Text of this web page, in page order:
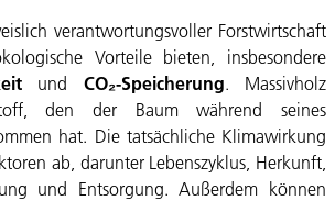
verantwortungsvoller Forstwirtschaft
Vorteile bieten, insbesondere
und CO₂-Speicherung. Massivholz
den der Baum während seines
hat. Die tatsächliche Klimawirkung
ab, darunter Lebenszyklus, Herkunft,
und Entsorgung. Außerdem können